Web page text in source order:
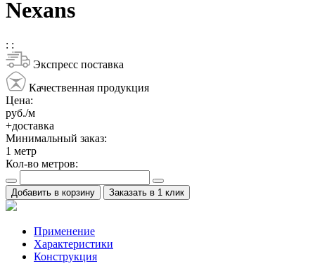
Nexans
: :
Экспресс поставка
Качественная продукция
Цена:
руб./м
+доставка
Минимальный заказ:
1 метр
Кол-во метров:
Добавить в корзину Заказать в 1 клик
Применение
Характеристики
Конструкция